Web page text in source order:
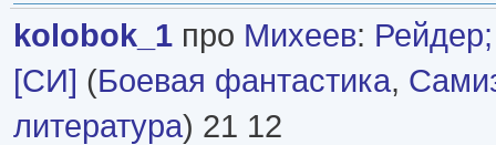
kolobok_1 про Михеев:
[СИ] (Боевая фантастика,
литература) 21 12